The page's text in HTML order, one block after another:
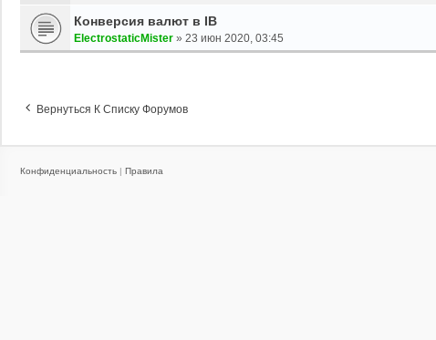
Конверсия валют в IB
ElectrostaticMister » 23 июн 2020, 03:45
Вернуться К Списку Форумов
Конфиденциальность | Правила